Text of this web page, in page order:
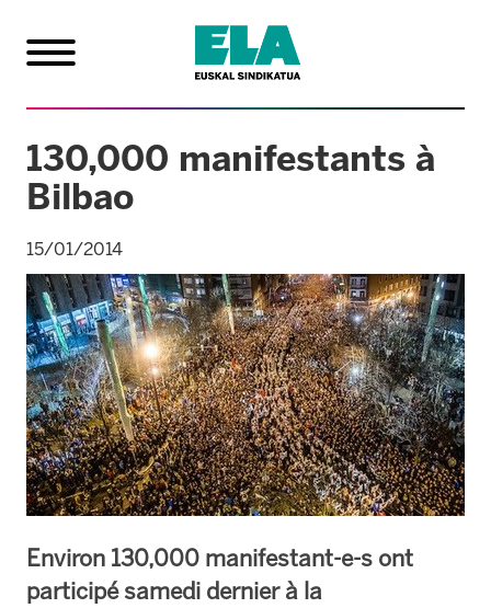
130,000 manifestants à
Bilbao
15/01/2014
Environ 130,000 manifestant-e-s ont
participé samedi dernier à la